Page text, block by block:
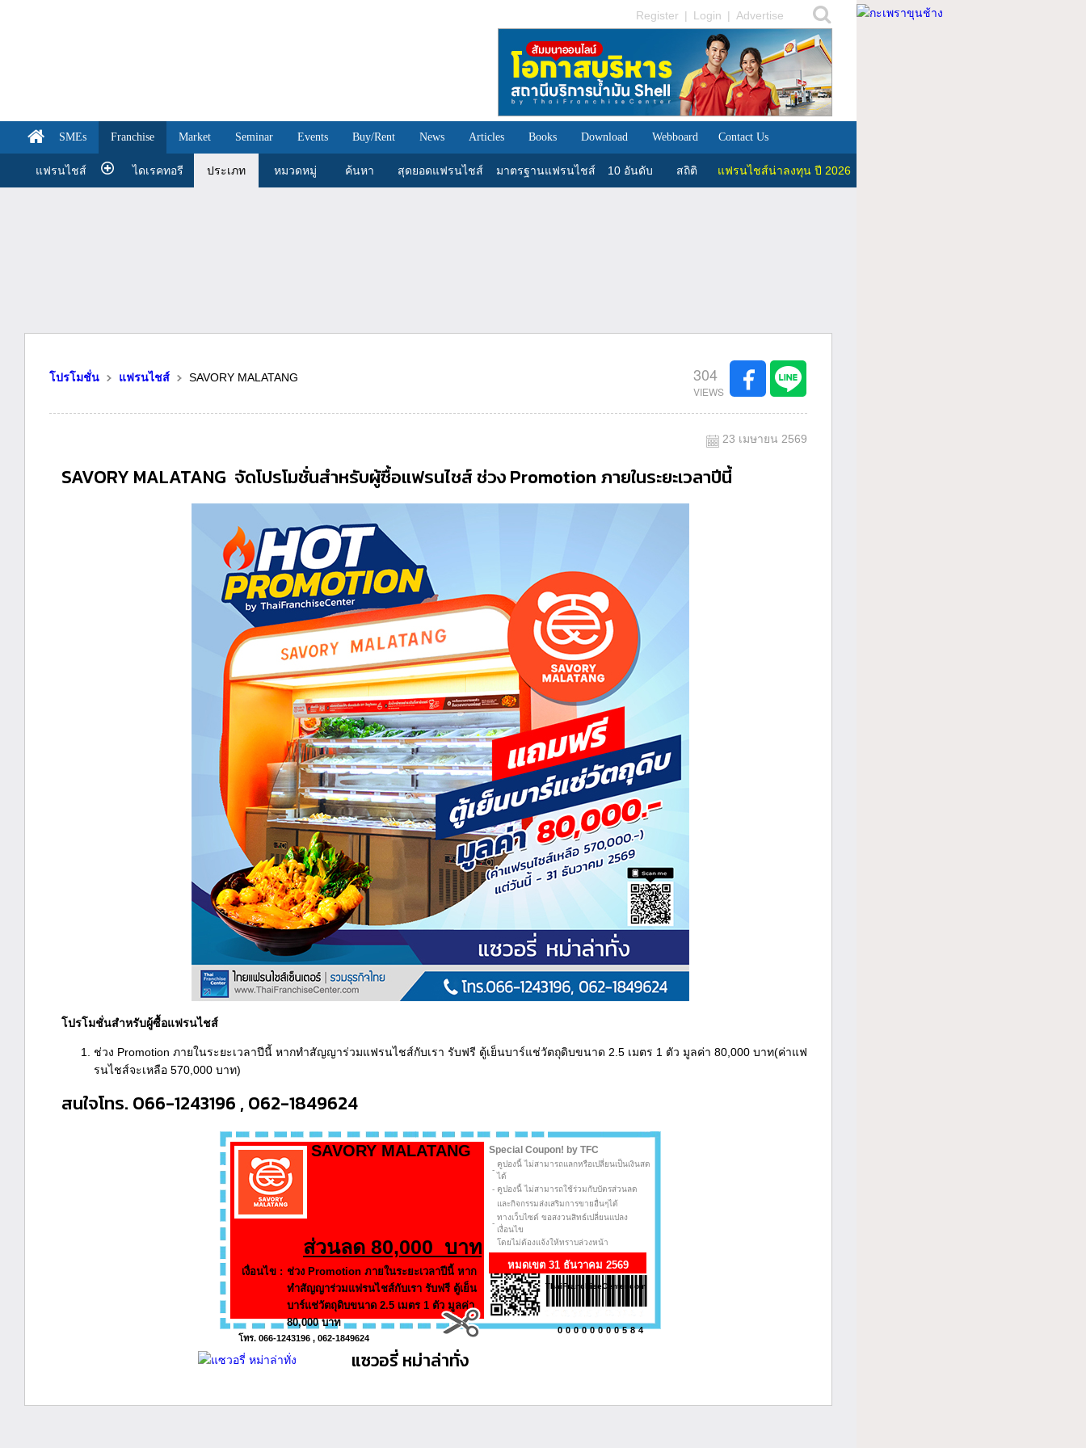
Register | Login | Advertise
SMEs Franchise Market Seminar Events Buy/Rent News Articles Books Download Webboard Contact Us
แฟรนไชส์ ไดเรคทอรี ประเภท หมวดหมู่ ค้นหา สุดยอดแฟรนไชส์ มาตรฐานแฟรนไชส์ 10 อันดับ สถิติ แฟรนไชส์น่าลงทุน ปี 2026
โปรโมชั่น แฟรนไชส์ SAVORY MALATANG 304
23 เมษายน 2569
SAVORY MALATANG จัดโปรโมชั่นสำหรับผู้ซื้อแฟรนไชส์ ช่วง Promotion ภายในระยะเวลาปีนี้
โปรโมชั่นสำหรับผู้ซื้อแฟรนไชส์
ช่วง Promotion ภายในระยะเวลาปีนี้ หากทำสัญญาร่วมแฟรนไชส์กับเรา รับฟรี ตู้เย็นบาร์แช่วัตถุดิบขนาด 2.5 เมตร 1 ตัว มูลค่า 80,000 บาท(ค่าแฟ
รนไชส์จะเหลือ 570,000 บาท)
สนใจโทร. 066-1243196 , 062-1849624
SAVORY MALATANG
ส่วนลด 80,000 บาท
เงื่อนไข : ช่วง Promotion ภายในระยะเวลาปีนี้ หาก
ทำสัญญาร่วมแฟรนไชส์กับเรา รับฟรี ตู้เย็น
บาร์แช่วัตถุดิบขนาด 2.5 เมตร 1 ตัว มูลค่า
80,000 บาท
โทร. 066-1243196 , 062-1849624
Special Coupon! by TFC
-
คูปองนี้ ไม่สามารถแลกหรือเปลี่ยนเป็นเงินสด
ได้
- คูปองนี้ ไม่สามารถใช้ร่วมกับบัตรส่วนลด
และกิจกรรมส่งเสริมการขายอื่นๆได้
-
ทางเว็บไซต์ ขอสงวนสิทธ์เปลี่ยนแปลง
เงื่อนไข
โดยไม่ต้องแจ้งให้ทราบล่วงหน้า
หมดเขต 31 ธันวาคม 2569
ThaiFranchiseCenter.com
00000000584
แซวอรี่ หม่าล่าทั่ง